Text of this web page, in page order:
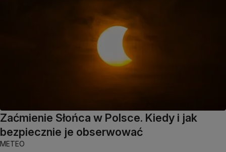
Zaćmienie Słońca w Polsce. Kiedy i jak
bezpiecznie je obserwować
METEO